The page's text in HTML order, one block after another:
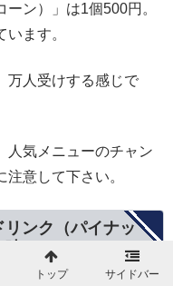
ン）」は1個500円。
ます。
万人受けする感じで
人気メニューのチャン
意して下さい。
リンク（パイナッ
トップ サイドバー